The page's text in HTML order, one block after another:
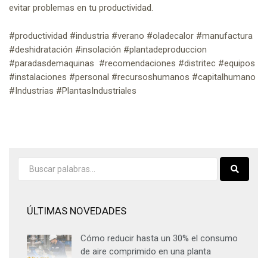
evitar problemas en tu productividad.
#productividad #industria #verano #oladecalor #manufactura
#deshidratación #insolación #plantadeproduccion
#paradasdemaquinas #recomendaciones #distritec #equipos
#instalaciones #personal #recursoshumanos #capitalhumano
#Industrias #PlantasIndustriales
ÚLTIMAS NOVEDADES
Cómo reducir hasta un 30% el consumo
de aire comprimido en una planta